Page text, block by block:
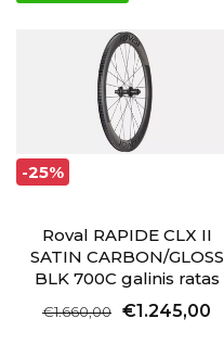
-25%
Roval RAPIDE CLX II
SATIN CARBON/GLOSS
BLK 700C galinis ratas
€1.660,00 €1.245,00